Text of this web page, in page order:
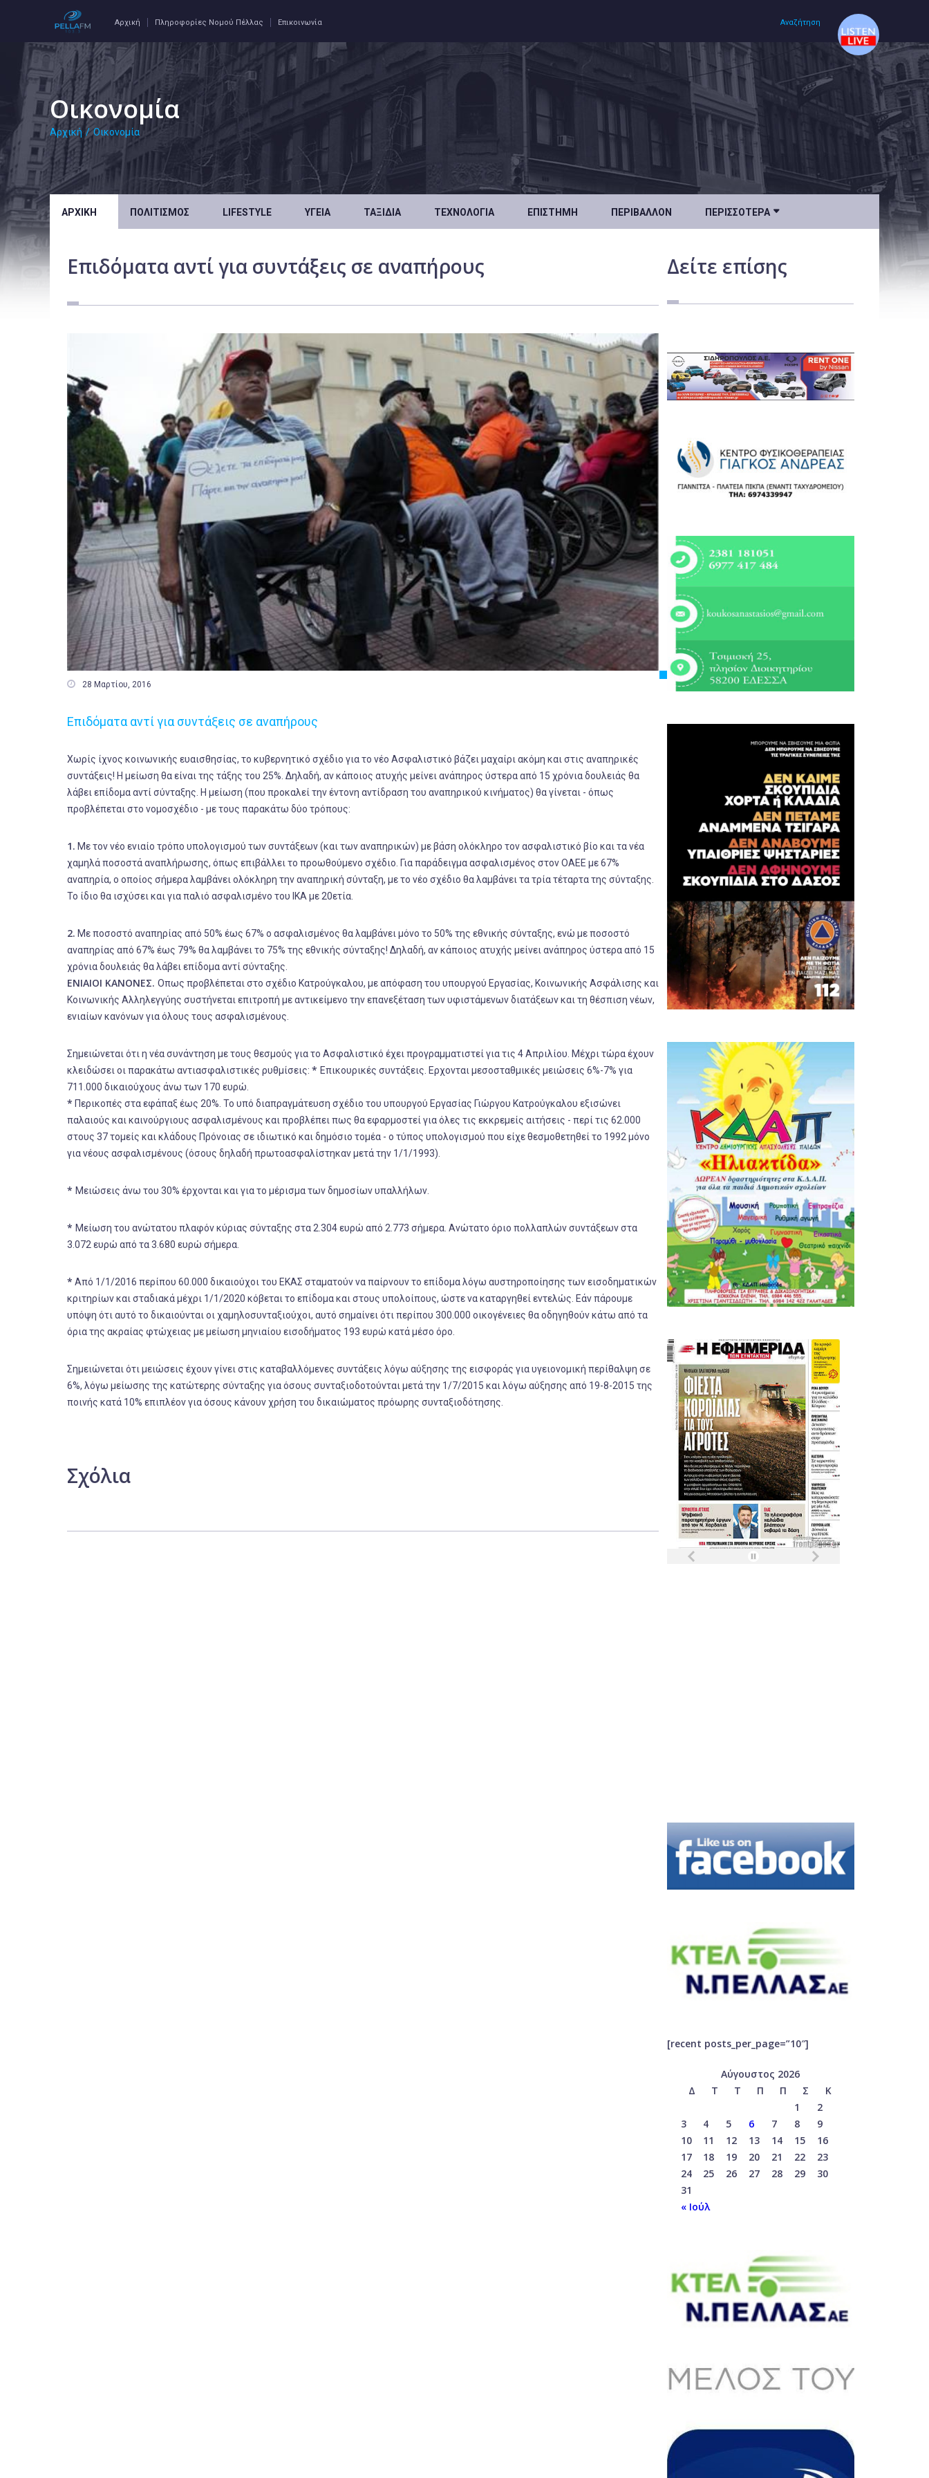
Αρχική Πληροφορίες Νομού Πέλλας Επικοινωνία Αναζήτηση
Οικονομία
Αρχική / Οικονομία
ΑΡΧΙΚΉ ΠΟΛΙΤΙΣΜΌΣ LIFESTYLE ΥΓΕΊΑ ΤΑΞΊΔΙΑ ΤΕΧΝΟΛΟΓΊΑ ΕΠΙΣΤΉΜΗ ΠΕΡΙΒΆΛΛΟΝ ΠΕΡΙΣΣΌΤΕΡΑ 
Επιδόματα αντί για συντάξεις σε αναπήρους
 28 Μαρτίου, 2016
Επιδόματα αντί για συντάξεις σε αναπήρους
Χωρίς ίχνος κοινωνικής ευαισθησίας, το κυβερνητικό σχέδιο για το νέο Ασφαλιστικό βάζει μαχαίρι ακόμη και στις αναπηρικές
συντάξεις! Η μείωση θα είναι της τάξης του 25%. Δηλαδή, αν κάποιος ατυχής μείνει ανάπηρος ύστερα από 15 χρόνια δουλειάς θα
λάβει επίδομα αντί σύνταξης. Η μείωση (που προκαλεί την έντονη αντίδραση του αναπηρικού κινήματος) θα γίνεται - όπως
προβλέπεται στο νομοσχέδιο - με τους παρακάτω δύο τρόπους:
1. Με τον νέο ενιαίο τρόπο υπολογισμού των συντάξεων (και των αναπηρικών) με βάση ολόκληρο τον ασφαλιστικό βίο και τα νέα
χαμηλά ποσοστά αναπλήρωσης, όπως επιβάλλει το προωθούμενο σχέδιο. Για παράδειγμα ασφαλισμένος στον ΟΑΕΕ με 67%
αναπηρία, ο οποίος σήμερα λαμβάνει ολόκληρη την αναπηρική σύνταξη, με το νέο σχέδιο θα λαμβάνει τα τρία τέταρτα της σύνταξης.
Το ίδιο θα ισχύσει και για παλιό ασφαλισμένο του ΙΚΑ με 20ετία.
2. Με ποσοστό αναπηρίας από 50% έως 67% ο ασφαλισμένος θα λαμβάνει μόνο το 50% της εθνικής σύνταξης, ενώ με ποσοστό
αναπηρίας από 67% έως 79% θα λαμβάνει το 75% της εθνικής σύνταξης! Δηλαδή, αν κάποιος ατυχής μείνει ανάπηρος ύστερα από 15
χρόνια δουλειάς θα λάβει επίδομα αντί σύνταξης.
ΕΝΙΑΙΟΙ ΚΑΝΟΝΕΣ. Οπως προβλέπεται στο σχέδιο Κατρούγκαλου, με απόφαση του υπουργού Εργασίας, Κοινωνικής Ασφάλισης και
Κοινωνικής Αλληλεγγύης συστήνεται επιτροπή με αντικείμενο την επανεξέταση των υφιστάμενων διατάξεων και τη θέσπιση νέων,
ενιαίων κανόνων για όλους τους ασφαλισμένους.
Σημειώνεται ότι η νέα συνάντηση με τους θεσμούς για το Ασφαλιστικό έχει προγραμματιστεί για τις 4 Απριλίου. Μέχρι τώρα έχουν
κλειδώσει οι παρακάτω αντιασφαλιστικές ρυθμίσεις: * Επικουρικές συντάξεις. Ερχονται μεσοσταθμικές μειώσεις 6%-7% για
711.000 δικαιούχους άνω των 170 ευρώ.
* Περικοπές στα εφάπαξ έως 20%. Το υπό διαπραγμάτευση σχέδιο του υπουργού Εργασίας Γιώργου Κατρούγκαλου εξισώνει
παλαιούς και καινούργιους ασφαλισμένους και προβλέπει πως θα εφαρμοστεί για όλες τις εκκρεμείς αιτήσεις - περί τις 62.000
στους 37 τομείς και κλάδους Πρόνοιας σε ιδιωτικό και δημόσιο τομέα - ο τύπος υπολογισμού που είχε θεσμοθετηθεί το 1992 μόνο
για νέους ασφαλισμένους (όσους δηλαδή πρωτοασφαλίστηκαν μετά την 1/1/1993).
* Μειώσεις άνω του 30% έρχονται και για το μέρισμα των δημοσίων υπαλλήλων.
* Μείωση του ανώτατου πλαφόν κύριας σύνταξης στα 2.304 ευρώ από 2.773 σήμερα. Ανώτατο όριο πολλαπλών συντάξεων στα
3.072 ευρώ από τα 3.680 ευρώ σήμερα.
* Από 1/1/2016 περίπου 60.000 δικαιούχοι του ΕΚΑΣ σταματούν να παίρνουν το επίδομα λόγω αυστηροποίησης των εισοδηματικών
κριτηρίων και σταδιακά μέχρι 1/1/2020 κόβεται το επίδομα και στους υπολοίπους, ώστε να καταργηθεί εντελώς. Εάν πάρουμε
υπόψη ότι αυτό το δικαιούνται οι χαμηλοσυνταξιούχοι, αυτό σημαίνει ότι περίπου 300.000 οικογένειες θα οδηγηθούν κάτω από τα
όρια της ακραίας φτώχειας με μείωση μηνιαίου εισοδήματος 193 ευρώ κατά μέσο όρο.
Σημειώνεται ότι μειώσεις έχουν γίνει στις καταβαλλόμενες συντάξεις λόγω αύξησης της εισφοράς για υγειονομική περίθαλψη σε
6%, λόγω μείωσης της κατώτερης σύνταξης για όσους συνταξιοδοτούνται μετά την 1/7/2015 και λόγω αύξησης από 19-8-2015 της
ποινής κατά 10% επιπλέον για όσους κάνουν χρήση του δικαιώματος πρόωρης συνταξιοδότησης.
Σχόλια
Δείτε επίσης
[recent posts_per_page=”10″]
Αύγουστος 2026
Δ
Τ Τ Π Π Σ
Κ
1
2
3
4 5 6 7 8
9
10
11 12 13 14 15
16
17
18 19 20 21 22
23
24
25 26 27 28 29
30
31
« Ιούλ
Αρχική
Πολιτισμός
Υγεία
Ταξίδια
Επιστήμη
Περιβάλλον
Κόσμος
Τοπικά
Πολιτική
Αθλητικά